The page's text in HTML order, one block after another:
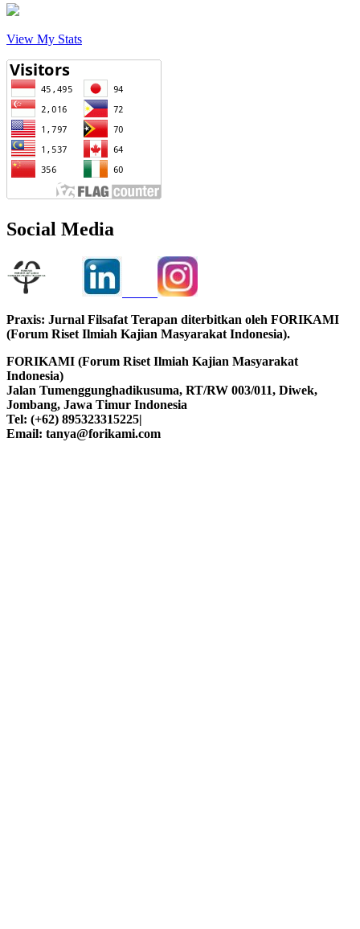
View My Stats
Social Media
Praxis: Jurnal Filsafat Terapan diterbitkan oleh FORIKAMI
(Forum Riset Ilmiah Kajian Masyarakat Indonesia).
FORIKAMI (Forum Riset Ilmiah Kajian Masyarakat
Indonesia)
Jalan Tumenggunghadikusuma, RT/RW 003/011, Diwek,
Jombang, Jawa Timur Indonesia
Tel: (+62) 895323315225|
Email: tanya@forikami.com